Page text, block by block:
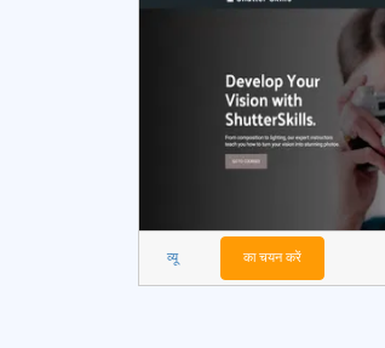
व्यू का चयन करें